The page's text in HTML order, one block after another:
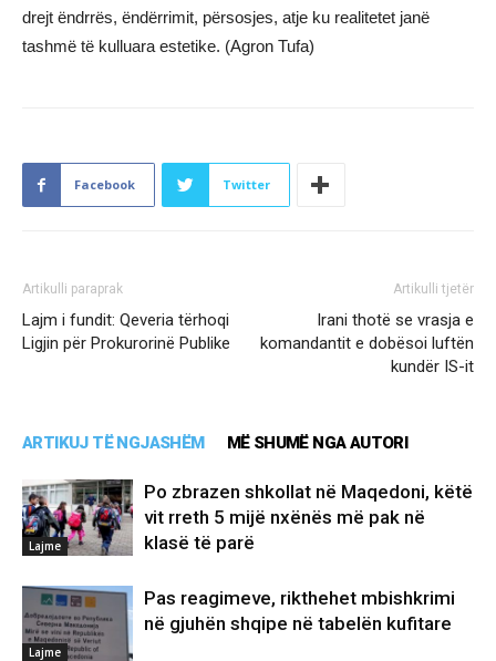
drejt ëndrrës, ëndërrimit, përsosjes, atje ku realitetet janë
tashmë të kulluara estetike. (Agron Tufa)
Facebook Twitter
Artikulli paraprak
Lajm i fundit: Qeveria tërhoqi
Ligjin për Prokurorinë Publike
Artikulli tjetër
Irani thotë se vrasja e
komandantit e dobësoi luftën
kundër IS-it
ARTIKUJ TË NGJASHËM MË SHUMË NGA AUTORI
Lajme
Po zbrazen shkollat në Maqedoni, këtë
vit rreth 5 mijë nxënës më pak në
klasë të parë
Lajme
Pas reagimeve, rikthehet mbishkrimi
në gjuhën shqipe në tabelën kufitare